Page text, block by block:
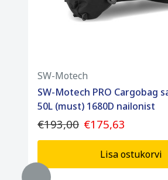
SW-Motech
SW-Motech PRO Cargobag
50L (must) 1680D nailonist
€193,00 €175,63
Lisa ostukorvi